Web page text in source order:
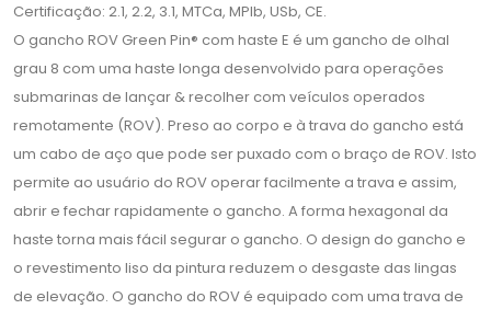
Certificação: 2.1, 2.2, 3.1, MTCa, MPIb, USb, CE.
O gancho ROV Green Pin® com haste E é um gancho de olhal
grau 8 com uma haste longa desenvolvido para operações
submarinas de lançar & recolher com veículos operados
remotamente (ROV). Preso ao corpo e à trava do gancho está
um cabo de aço que pode ser puxado com o braço de ROV. Isto
permite ao usuário do ROV operar facilmente a trava e assim,
abrir e fechar rapidamente o gancho. A forma hexagonal da
haste torna mais fácil segurar o gancho. O design do gancho e
o revestimento liso da pintura reduzem o desgaste das lingas
de elevação. O gancho do ROV é equipado com uma trava de